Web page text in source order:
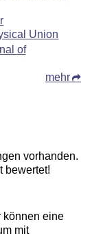
Union
of
mehr
vorhanden.
bewertet!
können eine
mit